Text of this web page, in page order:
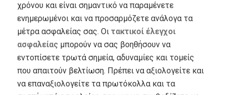
χρόνου και είναι σημαντικό να παραμένετε
ενημερωμένοι και να προσαρμόζετε ανάλογα τα
μέτρα ασφαλείας σας. Οι τακτικοί έλεγχοι
ασφαλείαςμπορούν να σας βοηθήσουν να
εντοπίσετε τρωτά σημεία, αδυναμίες και τομείς
που απαιτούν βελτίωση. Πρέπει να αξιολογείτε και
να επαναξιολογείτε τα πρωτόκολλα και τα